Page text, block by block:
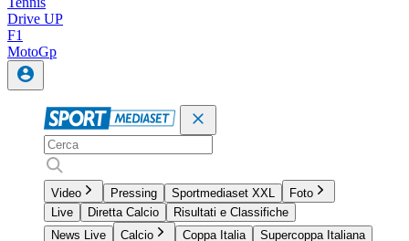
Drive UP
F1
MotoGp
Video Pressing Sportmediaset XXL
Foto
Live
Diretta Calcio
Risultati e Classifiche
News Live
Calcio Coppa Italia
Supercoppa Italiana